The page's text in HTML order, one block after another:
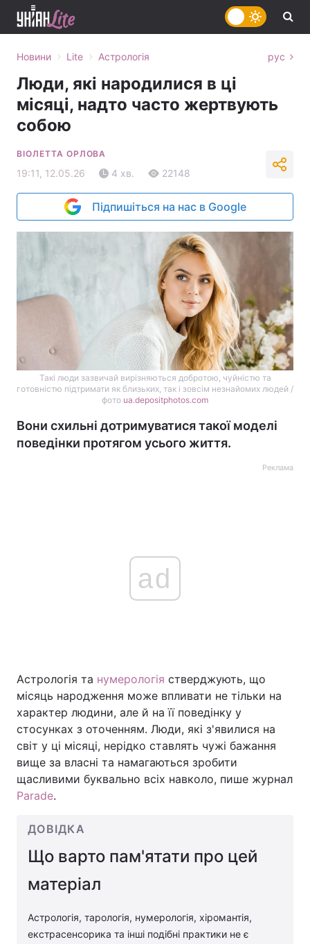
Головна Війна
Україна Політика
Економіка Світ
Спорт
Техно і зв'язок
Зброя
Здоров'я Туризм
Цікавинки
Екологія Регіони
Новини › Lite › Астрологія рус
Люди, які народилися в ці
місяці, надто часто жертвують
собою
ВІОЛЕТТА ОРЛОВА
19:11, 12.05.26 4 хв. 22148
Підпишіться на нас в Google
Такі люди зазвичай вирізняються добротою, чуйністю та
готовністю підтримати як близьких, так і зовсім незнайомих людей /
фото ua.depositphotos.com
Вони схильні дотримуватися такої моделі
поведінки протягом усього життя.
Реклама
ad
Астрологія та нумерологія стверджують, що
місяць народження може впливати не тільки на
характер людини, але й на її поведінку у
стосунках з оточенням. Люди, які з'явилися на
світ у ці місяці, нерідко ставлять чужі бажання
вище за власні та намагаються зробити
щасливими буквально всіх навколо, пише журнал
Parade.
ДОВІДКА
Що варто пам'ятати про цей
матеріал
Астрологія, тарологія, нумерологія, хіромантія,
екстрасенсорика та інші подібні практики не є